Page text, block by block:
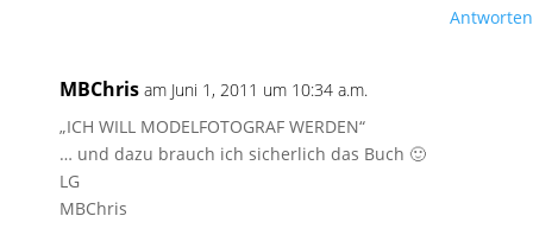
Antworten
MBChris am Juni 1, 2011 um 10:34 a.m.
„ICH WILL MODELFOTOGRAF WERDEN“
… und dazu brauch ich sicherlich das Buch 🙂
LG
MBChris